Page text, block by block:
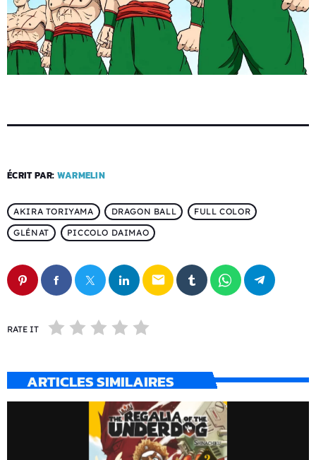
ÉCRIT PAR: WARMELIN
AKIRA TORIYAMA DRAGON BALL
FULL COLOR
GLÉNAT
PICCOLO DAIMAO
email
RATE IT
ARTICLES SIMILAIRES